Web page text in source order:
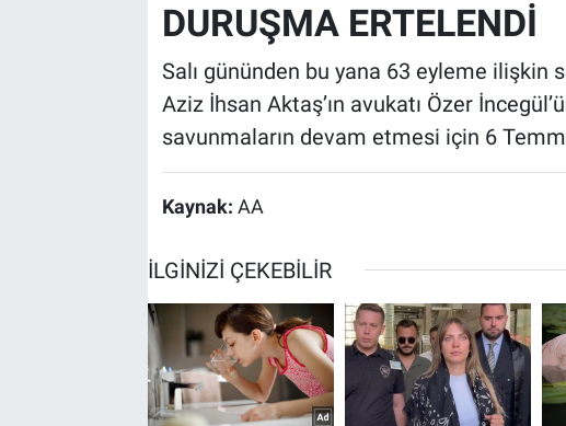
DURUŞMA ERTELENDİ
Salı gününden bu yana 63 eyleme ilişkin
Aziz İhsan Aktaş’ın avukatı Özer
savunmaların devam etmesi için 6
Kaynak: AA